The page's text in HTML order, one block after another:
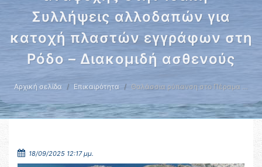
Συλλήψεις αλλοδαπών για
κατοχή πλαστών εγγράφων στη
Ρόδο – Διακομιδή ασθενούς
Αρχική σελίδα Επικαιρότητα Θαλάσσια ρύπανση στο Πέραμα …
18/09/2025 12:17 μμ.